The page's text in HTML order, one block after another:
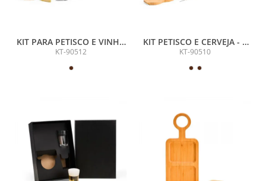
KIT PARA PETISCO E VINHO
- 8 PÇS
KT-90512
KIT PETISCO E CERVEJA - 5
PÇS
KT-90510